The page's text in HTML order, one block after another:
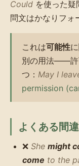
Could を使った疑
問文はかなりフォ
これは可能性
別の用法——許
つ： May I
permission
よくある間
❌ She might
come to the